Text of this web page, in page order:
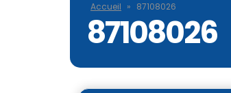
Accueil » 87108026
87108026